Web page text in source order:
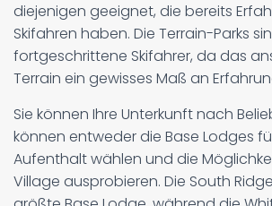
diejenigen geeignet, die bereits
Skifahren haben. Die Terrain-Parks
fortgeschrittene Skifahrer, da das
Terrain ein gewisses Maß an
Sie können Ihre Unterkunft nach
können entweder die Base Lodges
Aufenthalt wählen und die
Village ausprobieren. Die South